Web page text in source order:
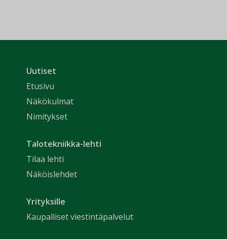
Uutiset
Etusivu
Näkökulmat
Nimitykset
Talotekniikka-lehti
Tilaa lehti
Näköislehdet
Yrityksille
Kaupalliset viestintäpalvelut